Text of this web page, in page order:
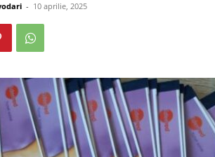
- 10 aprilie, 2025